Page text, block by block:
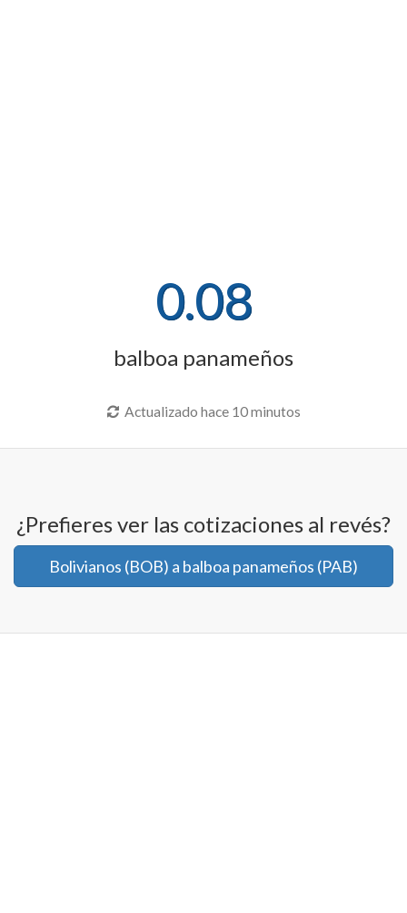
0.08
balboa panameños
Actualizado hace 10 minutos
¿Prefieres ver las cotizaciones al revés?
Bolivianos (BOB) a balboa panameños (PAB)